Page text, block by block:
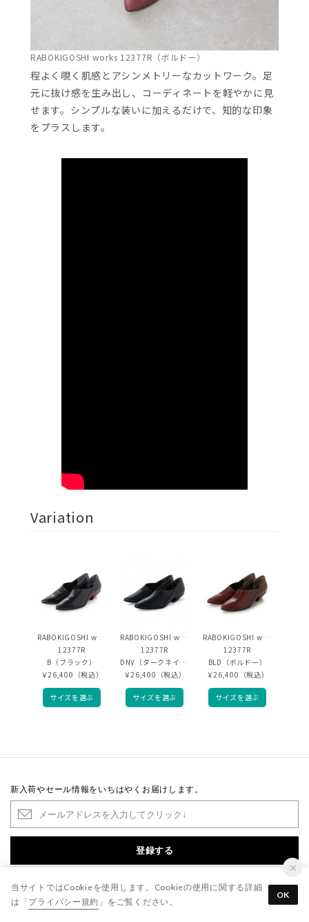
RABOKIGOSHI works 12377R（ボルドー）
程よく覗く肌感とアシンメトリーなカットワーク。足
元に抜け感を生み出し、コーディネートを軽やかに見
せます。シンプルな装いに加えるだけで、知的な印象
をプラスします。
Variation
RABOKIGOSHI works
12377R
B（ブラック）
￥26,400（税込）
サイズを選ぶ
RABOKIGOSHI works
12377R
DNV（ダークネイビー）
￥26,400（税込）
サイズを選ぶ
RABOKIGOSHI works
12377R
BLD（ボルドー）
￥26,400（税込）
サイズを選ぶ
新入荷やセール情報をいちはやくお届けします。
登録する
に同意したものとみなします
当サイトではCookieを使用します。Cookieの使用に関する詳細
は「プライバシー規約 」をご覧ください。
OK